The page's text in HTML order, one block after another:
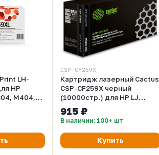
LH-
HP
M404,
Canon
MF443,
стр.)
CSP-CF259X
Картридж лазерный Cactus
CSP-CF259X черный
(10000стр.) для HP LJ
M304, M404, MFP M428
915 ₽
В наличии: 100+ шт
Купить